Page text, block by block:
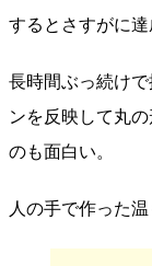
するとさすがに達
長時間ぶっ続け
ンを反映して丸
のも面白い。
人の手で作った